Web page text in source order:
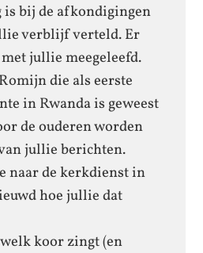
is bij de afkondigingen
verblijf verteld. Er
jullie meegeleefd.
die als eerste
in Rwanda is geweest
de ouderen worden
jullie berichten.
naar de kerkdienst in
hoe jullie dat
koor zingt (en